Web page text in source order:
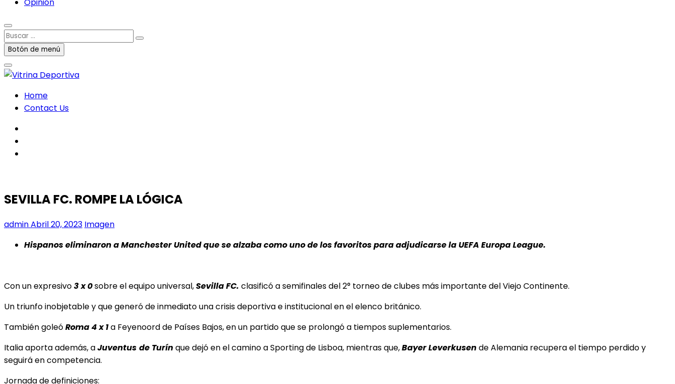
Buscar
…Botón de menú
Home
Contact Us
SEVILLA FC. ROMPE LA LÓGICA
adminAbril 20, 2023 Imagen
Hispanos eliminaron a Manchester United que se alzaba como uno de los favoritos para adjudicarse la UEFA Europa League.
Con un expresivo3 x 0sobre el equipo universal,Sevilla FC. clasificó a semifinales del 2° torneo de clubes más importante del Viejo Continente.
Un triunfo inobjetable y que generó de inmediato una crisis deportiva e institucional en el elenco británico.
También goleóRoma 4 x 1a Feyenoord de Países Bajos, en un partido que se prolongó a tiempos suplementarios.
Italia aporta además, aJuventus de Turín que dejó en el camino a Sporting de Lisboa, mientras que,Bayer Leverkusen de Alemania recupera el tiempo perdido y
seguirá en competencia.
Jornada de definiciones: